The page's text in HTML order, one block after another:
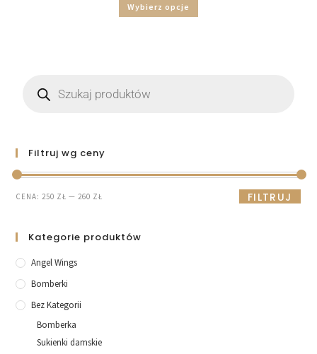
Wybierz opcje
Filtruj wg ceny
FILTRUJ
CENA:250 ZŁ —260 ZŁ
Kategorie produktów
Angel Wings
Bomberki
Bez Kategorii
Bomberka
Sukienki damskie